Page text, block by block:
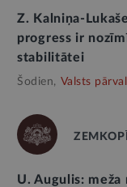
Z. Kalniņa-
progress ir
stabilitātei
Šodien, Valsts
U. Augulis: